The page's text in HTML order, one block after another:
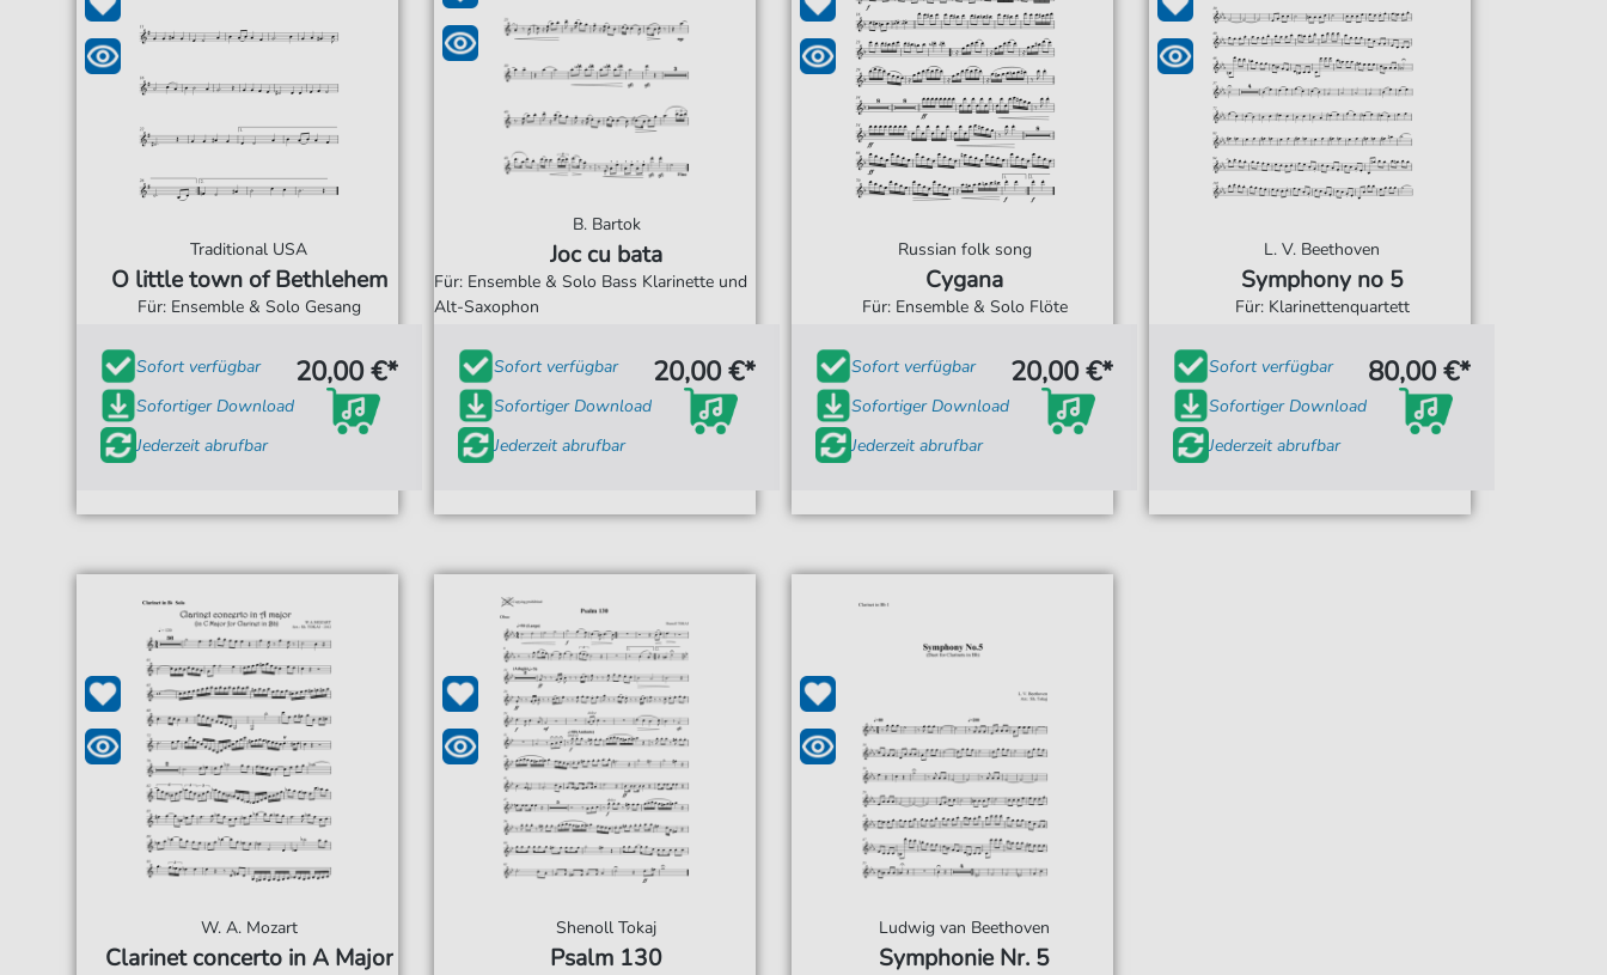
Traditional USA
O little town of Bethlehem
Für: Ensemble & Solo Gesang
Sofort verfügbar
Sofortiger Download
Jederzeit abrufbar
20,00 €*
B. Bartok
Joc cu bata
Für: Ensemble & Solo Bass Klarinette und
Alt-Saxophon
Sofort verfügbar
Sofortiger Download
Jederzeit abrufbar
20,00 €*
Russian folk song
Cygana
Für: Ensemble & Solo Flöte
Sofort verfügbar
Sofortiger Download
Jederzeit abrufbar
20,00 €*
L. V. Beethoven
Symphony no 5
Für: Klarinettenquartett
Sofort verfügbar
Sofortiger Download
Jederzeit abrufbar
80,00 €*
W. A. Mozart
Clarinet concerto in A Major
Shenoll Tokaj
Psalm 130
Ludwig van Beethoven
Symphonie Nr. 5